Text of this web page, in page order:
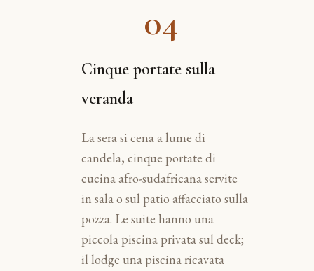
04
Cinque portate sulla
veranda
La sera si cena a lume di
candela, cinque portate di
cucina afro-sudafricana servite
in sala o sul patio affacciato sulla
pozza. Le suite hanno una
piccola piscina privata sul deck;
il lodge una piscina ricavata